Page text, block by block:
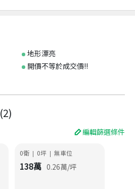
地形漂亮
開價不等於成交價!!
(2)
編輯篩選條件
0衛 | 0坪 | 無車位
138萬 0.26萬/坪